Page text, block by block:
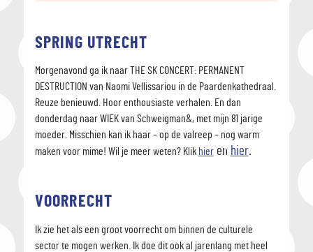
SPRING UTRECHT
Morgenavond ga ik naar THE SK CONCERT: PERMANENT
DESTRUCTION van Naomi Vellissariou in de Paardenkathedraal.
Reuze benieuwd. Hoor enthousiaste verhalen. En dan
donderdag naar WIEK van Schweigman&, met mijn 81 jarige
moeder. Misschien kan ik haar – op de valreep – nog warm
maken voor mime! Wil je meer weten? Klik hieren hier.
VOORRECHT
Ik zie het als een groot voorrecht om binnen de culturele
sector te mogen werken. Ik doe dit ook al jarenlang met heel